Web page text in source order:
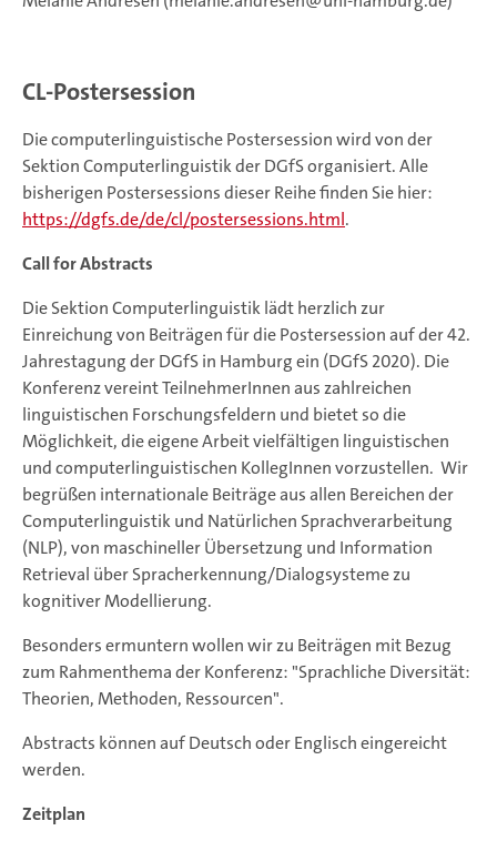
CL-Postersession
Die computerlinguistische Postersession wird von der
Sektion Computerlinguistik der DGfS organisiert. Alle
bisherigen Postersessions dieser Reihe finden Sie hier:
https://dgfs.de/de/cl/postersessions.html.
Call for Abstracts
Die Sektion Computerlinguistik lädt herzlich zur
Einreichung von Beiträgen für die Postersession auf der 42.
Jahrestagung der DGfS in Hamburg ein (DGfS 2020). Die
Konferenz vereint TeilnehmerInnen aus zahlreichen
linguistischen Forschungsfeldern und bietet so die
Möglichkeit, die eigene Arbeit vielfältigen linguistischen
und computerlinguistischen KollegInnen vorzustellen. Wir
begrüßen internationale Beiträge aus allen Bereichen der
Computerlinguistik und Natürlichen Sprachverarbeitung
(NLP), von maschineller Übersetzung und Information
Retrieval über Spracherkennung/Dialogsysteme zu
kognitiver Modellierung.
Besonders ermuntern wollen wir zu Beiträgen mit Bezug
zum Rahmenthema der Konferenz: "Sprachliche Diversität:
Theorien, Methoden, Ressourcen".
Abstracts können auf Deutsch oder Englisch eingereicht
werden.
Zeitplan